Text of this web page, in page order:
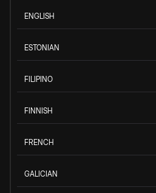
ENGLISH
ESTONIAN
FILIPINO
FINNISH
FRENCH
GALICIAN